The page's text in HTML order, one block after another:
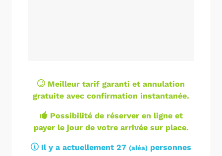
Meilleur tarif garanti et annulation
gratuite avec confirmation instantanée.
Possibilité de réserver en ligne et
payer le jour de votre arrivée sur place.
Il y a actuellement 27 (aléa) personnes